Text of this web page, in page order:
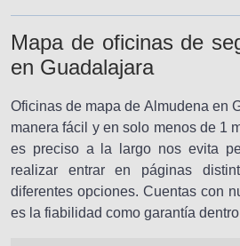
Mapa de oficinas de
en Guadalajara
Oficinas de mapa de Almudena en
manera fácil y en solo menos de 1
es preciso a la largo nos evita
realizar entrar en páginas
diferentes opciones. Cuentas con
es la fiabilidad como garantía